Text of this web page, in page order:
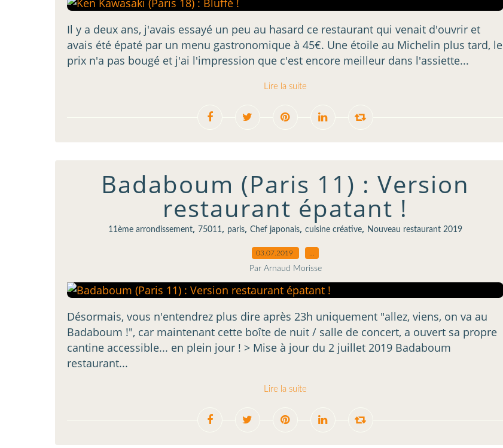
Il y a deux ans, j'avais essayé un peu au hasard ce restaurant qui venait d'ouvrir et
avais été épaté par un menu gastronomique à 45€. Une étoile au Michelin plus tard, le
prix n'a pas bougé et j'ai l'impression que c'est encore meilleur dans l'assiette...
Lire la suite
Badaboum (Paris 11) : Version
restaurant épatant !
11ème arrondissement, 75011, paris, Chef japonais, cuisine créative, Nouveau restaurant 2019
03.07.2019
Par Arnaud Morisse
Désormais, vous n'entendrez plus dire après 23h uniquement "allez, viens, on va au
Badaboum !", car maintenant cette boîte de nuit / salle de concert, a ouvert sa propre
cantine accessible... en plein jour ! > Mise à jour du 2 juillet 2019 Badaboum
restaurant...
Lire la suite